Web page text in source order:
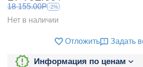
18 155.00Р -2%
Нет в наличии
Отложить Задать
Информация по ценам